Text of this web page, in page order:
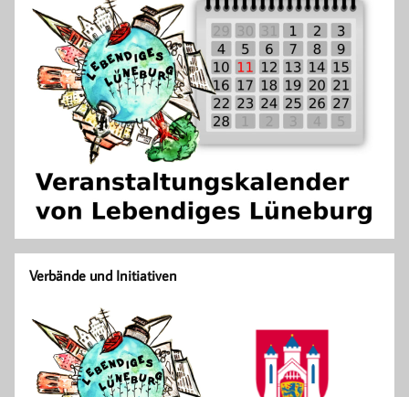
Verbände und Initiativen